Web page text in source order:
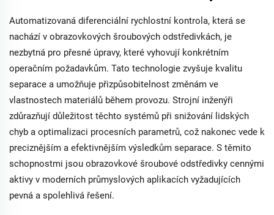
Automatizovaná diferenciální rychlostní kontrola, která se
nachází v obrazovkových šroubových odstředivkách, je
nezbytná pro přesné úpravy, které vyhovují konkrétním
operačním požadavkům. Tato technologie zvyšuje kvalitu
separace a umožňuje přizpůsobitelnost změnám ve
vlastnostech materiálů během provozu. Strojní inženýři
zdůrazňují důležitost těchto systémů při snižování lidských
chyb a optimalizaci procesních parametrů, což nakonec vede k
preciznějším a efektivnějším výsledkům separace. S těmito
schopnostmi jsou obrazovkové šroubové odstředivky cennými
aktivy v moderních průmyslových aplikacích vyžadujících
pevná a spolehlivá řešení.